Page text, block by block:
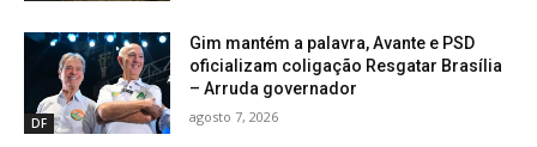
DF
Gim mantém a palavra, Avante e PSD
oficializam coligação Resgatar Brasília
– Arruda governador
agosto 7, 2026